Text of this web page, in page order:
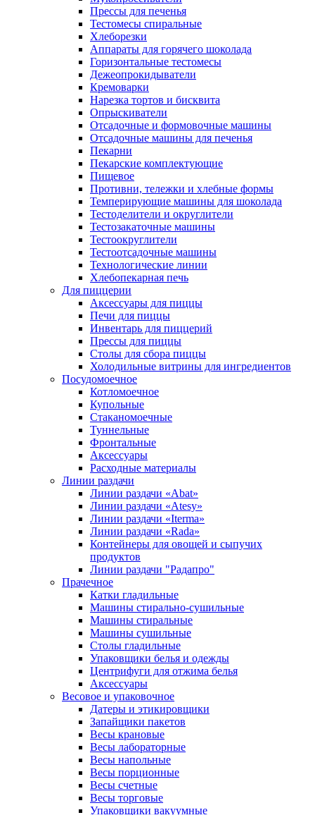
Прессы для печенья
Тестомесы спиральные
Хлеборезки
Аппараты для горячего шоколада
Горизонтальные тестомесы
Дежеопрокидыватели
Кремоварки
Нарезка тортов и бисквита
Опрыскиватели
Отсадочные и формовочные машины
Отсадочные машины для печенья
Пекарни
Пекарские комплектующие
Пищевое
Противни, тележки и хлебные формы
Темперирующие машины для шоколада
Тестоделители и округлители
Тестозакаточные машины
Тестоокруглители
Тестоотсадочные машины
Технологические линии
Хлебопекарная печь
Для пиццерии
Аксессуары для пиццы
Печи для пиццы
Инвентарь для пиццерий
Прессы для пиццы
Столы для сбора пиццы
Холодильные витрины для ингредиентов
Посудомоечное
Котломоечное
Купольные
Стаканомоечные
Туннельные
Фронтальные
Аксессуары
Расходные материалы
Линии раздачи
Линии раздачи «Abat»
Линии раздачи «Atesy»
Линии раздачи «Iterma»
Линии раздачи «Rada»
Контейнеры для овощей и сыпучих
продуктов
Линии раздачи "Радапро"
Прачечное
Катки гладильные
Машины стирально-сушильные
Машины стиральные
Машины сушильные
Столы гладильные
Упаковщики белья и одежды
Центрифуги для отжима белья
Аксессуары
Весовое и упаковочное
Датеры и этикировщики
Запайщики пакетов
Весы крановые
Весы лабораторные
Весы напольные
Весы порционные
Весы счетные
Весы торговые
Упаковщики вакуумные